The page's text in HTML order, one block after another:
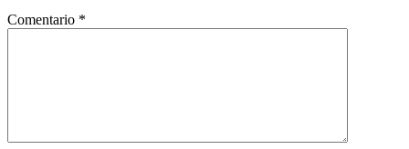
Comentario *